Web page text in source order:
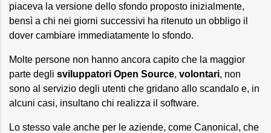
piaceva la versione dello sfondo proposto inizialmente,
bensì a chi nei giorni successivi ha ritenuto un obbligo il
dover cambiare immediatamente lo sfondo.
Molte persone non hanno ancora capito che la maggior
parte degli sviluppatori Open Source, volontari, non
sono al servizio degli utenti che gridano allo scandalo e, in
alcuni casi, insultano chi realizza il software.
Lo stesso vale anche per le aziende, come Canonical, che